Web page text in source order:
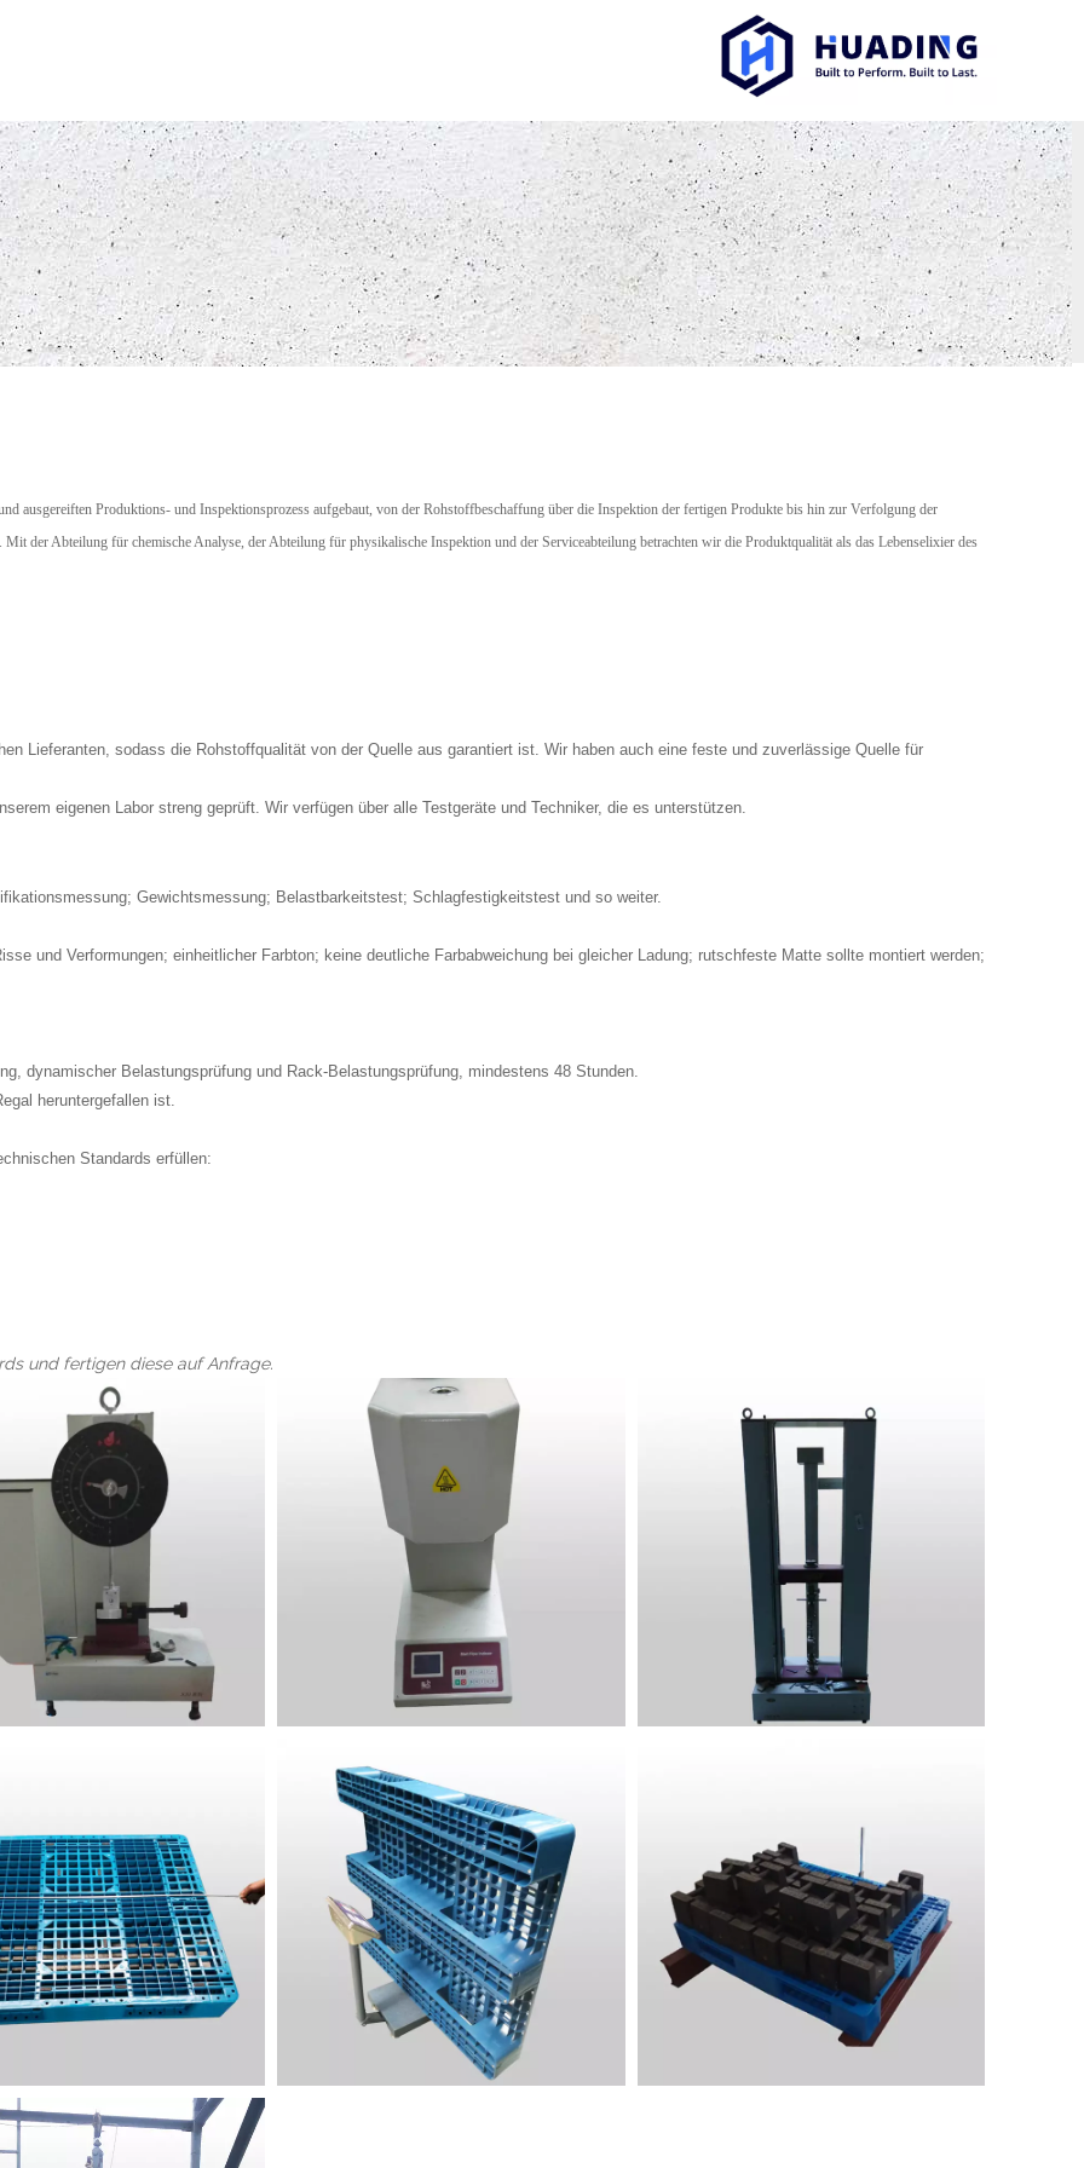
ausgereiften Produktions- und Inspektionsprozess aufgebaut, von der Rohstoffbeschaffung über die Inspektion der fertigen Produkte bis hin zur Verfolgung der
der Abteilung für chemische Analyse, der Abteilung für physikalische Inspektion und der Serviceabteilung betrachten wir die Produktqualität als das Lebenselixier des
Lieferanten, sodass die Rohstoffqualität von der Quelle aus garantiert ist. Wir haben auch eine feste und zuverlässige Quelle für
eigenen Labor streng geprüft. Wir verfügen über alle Testgeräte und Techniker, die es unterstützen.
Gewichtsmessung; Belastbarkeitstest; Schlagfestigkeitstest und so weiter.
und Verformungen; einheitlicher Farbton; keine deutliche Farbabweichung bei gleicher Ladung; rutschfeste Matte sollte montiert werden;
dynamischer Belastungsprüfung und Rack-Belastungsprüfung, mindestens 48 Stunden.
heruntergefallen ist.
Standards erfüllen:
und fertigen diese auf Anfrage.
MFR-Instrument Materialprüfmaschine